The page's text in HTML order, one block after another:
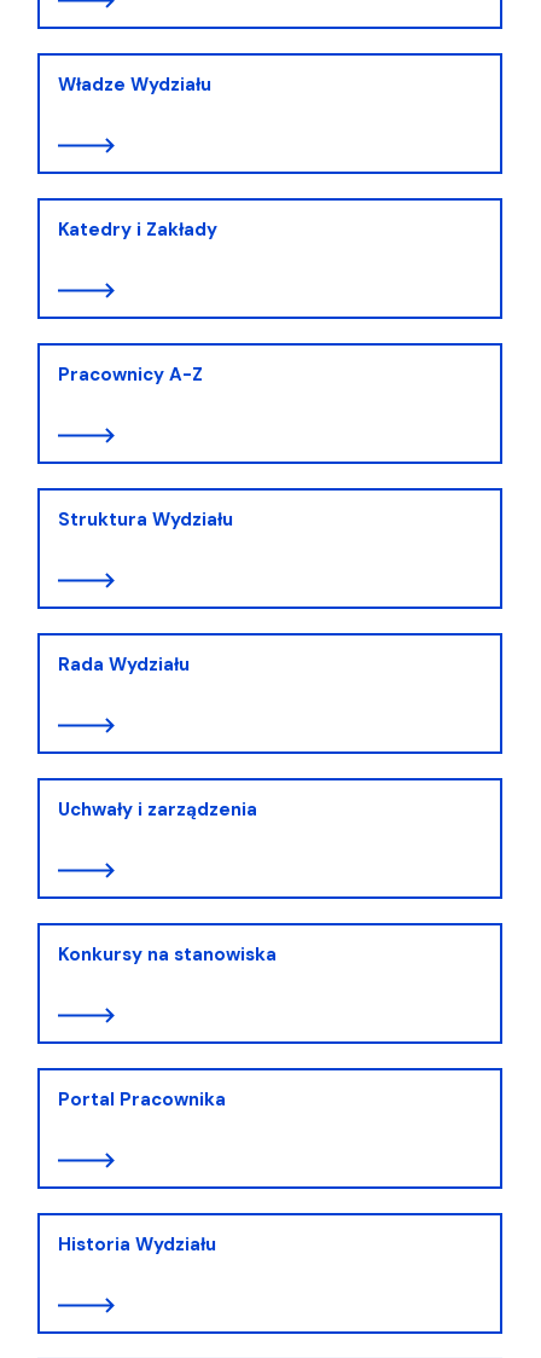
Władze Wydziału
Katedry i Zakłady
Pracownicy A-Z
Struktura Wydziału
Rada Wydziału
Uchwały i zarządzenia
Konkursy na stanowiska
Portal Pracownika
Historia Wydziału